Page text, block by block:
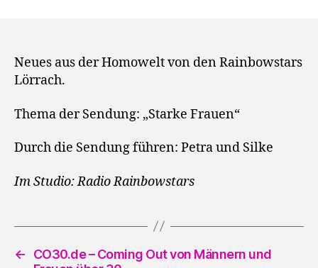
Neues aus der Homowelt von den Rainbowstars
Lörrach.
Thema der Sendung: „Starke Frauen“
Durch die Sendung führen: Petra und Silke
Im Studio: Radio Rainbowstars
←
CO30.de – Coming Out von Männern und